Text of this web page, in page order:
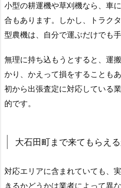
小型の耕運機や草刈機なら、車
合もあります。しかし、トラク
型農機は、自分で運ぶだけでも
無理に持ち込もうとすると、運
かり、かえって損をすることも
初から出張査定に対応している
的です。
大石田町まで来てもらえ
対応エリアに含まれていても、
きるかどうかは業者によって異な